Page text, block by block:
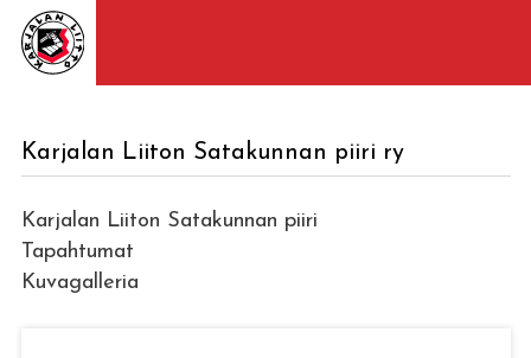
Karjalan Liiton Satakunnan piiri ry
Karjalan Liiton Satakunnan piiri
Tapahtumat
Kuvagalleria